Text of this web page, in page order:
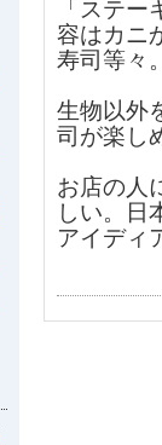
「ステ
容はカニ
寿司等々
生物以外
司が楽し
お店の人
しい。日
アイディ